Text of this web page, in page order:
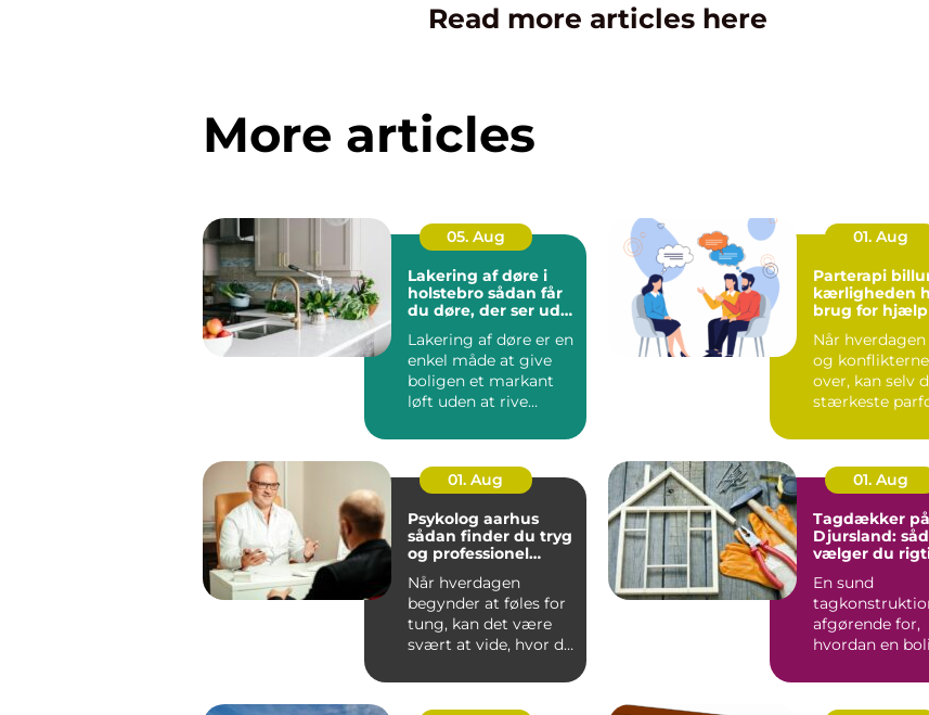
Read more articles here
More articles
05. Aug
Lakering af døre i
holstebro sådan får
du døre, der ser ud
Lakering af døre er en
enkel måde at give
boligen et markant
løft uden at rive
...
01. Aug
Parterapi billund
kærligheden
brug for hjælp
Når
og
over, kan selv
stærkeste
01. Aug
Psykolog aarhus
sådan finder du tryg
og professionel
Når hverdagen
begynder at føles for
tung, kan det være
svært at vide, hvor du
går...
01. Aug
Tagdækker på
Djursland:
vælger du
En sund
afgørende for,
hvordan en
holder til v...